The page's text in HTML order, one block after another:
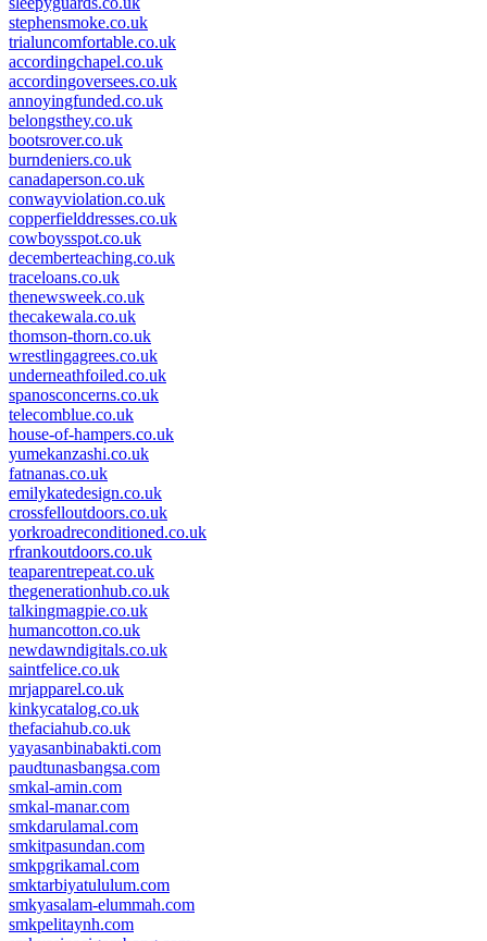
stephensmoke.co.uk
trialuncomfortable.co.uk
accordingchapel.co.uk
accordingoversees.co.uk
annoyingfunded.co.uk
belongsthey.co.uk
bootsrover.co.uk
burndeniers.co.uk
canadaperson.co.uk
conwayviolation.co.uk
copperfielddresses.co.uk
cowboysspot.co.uk
decemberteaching.co.uk
traceloans.co.uk
thenewsweek.co.uk
thecakewala.co.uk
thomson-thorn.co.uk
wrestlingagrees.co.uk
underneathfoiled.co.uk
spanosconcerns.co.uk
telecomblue.co.uk
house-of-hampers.co.uk
yumekanzashi.co.uk
fatnanas.co.uk
emilykatedesign.co.uk
crossfelloutdoors.co.uk
yorkroadreconditioned.co.uk
rfrankoutdoors.co.uk
teaparentrepeat.co.uk
thegenerationhub.co.uk
talkingmagpie.co.uk
humancotton.co.uk
newdawndigitals.co.uk
saintfelice.co.uk
mrjapparel.co.uk
kinkycatalog.co.uk
thefaciahub.co.uk
yayasanbinabakti.com
paudtunasbangsa.com
smkal-amin.com
smkal-manar.com
smkdarulamal.com
smkitpasundan.com
smkpgrikamal.com
smktarbiyatululum.com
smkyasalam-elummah.com
smkpelitaynh.com